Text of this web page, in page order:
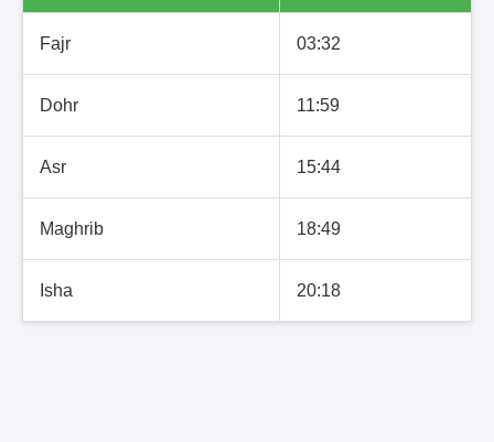
Fajr 03:32
Dohr 11:59
Asr 15:44
Maghrib 18:49
Isha 20:18